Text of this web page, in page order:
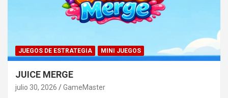
JUEGOS DE ESTRATEGIA MINI JUEGOS
JUICE MERGE
julio 30, 2026 GameMaster